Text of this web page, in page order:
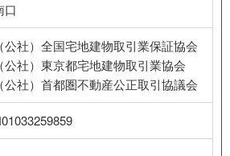
口
（公社）全国宅地建物取引業保証協会
（公社）東京都宅地建物取引業協会
（公社）首都圏不動産公正取引協議会